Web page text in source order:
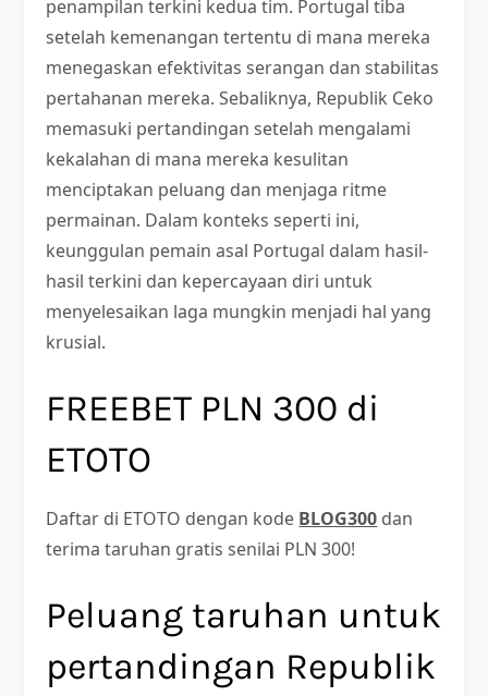
penampilan terkini kedua tim. Portugal tiba
setelah kemenangan tertentu di mana mereka
menegaskan efektivitas serangan dan stabilitas
pertahanan mereka. Sebaliknya, Republik Ceko
memasuki pertandingan setelah mengalami
kekalahan di mana mereka kesulitan
menciptakan peluang dan menjaga ritme
permainan. Dalam konteks seperti ini,
keunggulan pemain asal Portugal dalam hasil-
hasil terkini dan kepercayaan diri untuk
menyelesaikan laga mungkin menjadi hal yang
krusial.
FREEBET PLN 300 di
ETOTO
Daftar di ETOTO dengan kode BLOG300 dan
terima taruhan gratis senilai PLN 300!
Peluang taruhan untuk
pertandingan Republik